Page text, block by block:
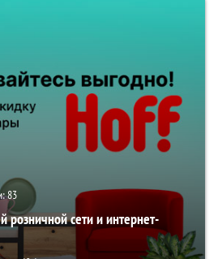
83
сети и интернет-